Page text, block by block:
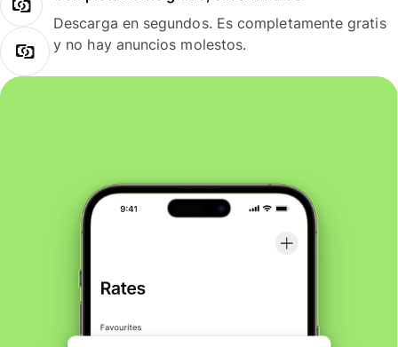
Descarga en segundos. Es completamente gratis
y no hay anuncios molestos.